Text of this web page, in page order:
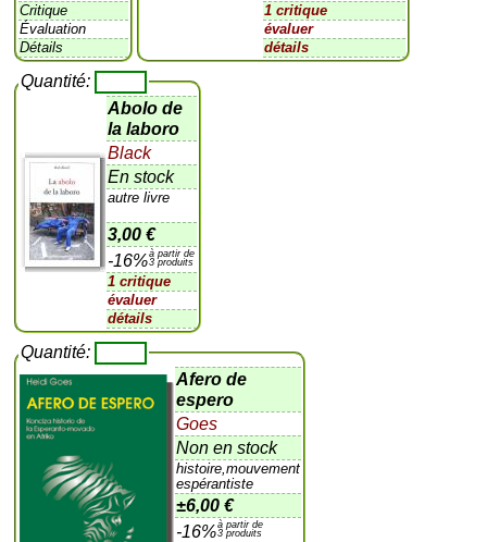
Critique
Évaluation
Détails
1 critique
évaluer
détails
Quantité:
Abolo de
la laboro
Black
En stock
autre livre
3,00 €
-16%à partir de
3 produits
1 critique
évaluer
détails
Quantité:
Afero de
espero
Goes
Non en stock
histoire,mouvement
espérantiste
±6,00 €
-16%à partir de
3 produits